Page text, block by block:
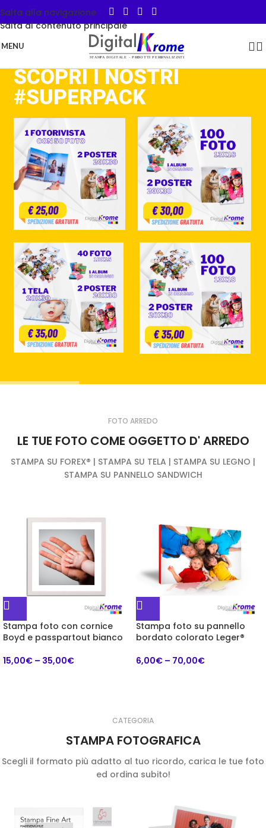
Salta alla navigazione
Salta al contenuto principale
MENU
SCOPRI I NOSTRI
#SUPERPACK
FOTO ARREDO
LE TUE FOTO COME OGGETTO D' ARREDO
STAMPA SU FOREX® | STAMPA SU TELA | STAMPA SU LEGNO |
STAMPA SU PANNELLO SANDWICH
Stampa foto con cornice
Boyd e passpartout bianco
15,00€ – 35,00€
Stampa foto su pannello
bordato colorato Leger®
6,00€ – 70,00€
CATEGORIA
STAMPA FOTOGRAFICA
Scegli il formato più adatto al tuo ricordo, carica le tue foto
ed ordina subito!